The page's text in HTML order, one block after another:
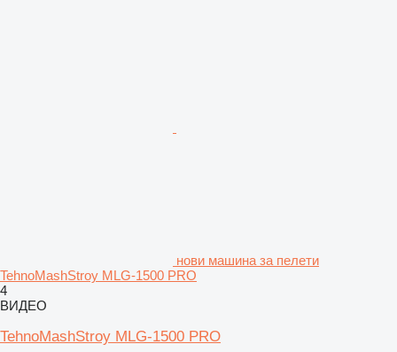
нови машина за пелети
TehnoMashStroy MLG-1500 PRO
4
ВИДЕО
TehnoMashStroy MLG-1500 PRO